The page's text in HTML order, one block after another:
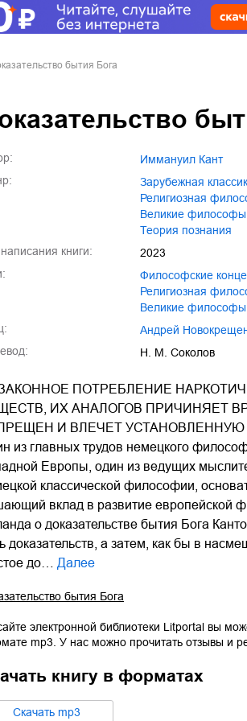
бытия Бога
Иммануил Кант
зарубежная
религиозная
великие философы
теория познания
книги:
2023
философские
религиозная
великие философы
Андрей
Н. М. Соколов
ПОТРЕБЛЕНИЕ
ИХ АНАЛОГОВ ПРИЧИНЯЕТ
И ВЛЕЧЕТ
из главных трудов немецкого
Европы, один из ведущих
классической философии,
вклад в развитие европейской
о доказательстве бытия Бога
доказательств, а затем, как бы в
до…
Далее
бытия Бога
электронной библиотеки Litportal вы
mp3 . У нас можно прочитать отзывы и
книгу в форматах
Cкачать mp3